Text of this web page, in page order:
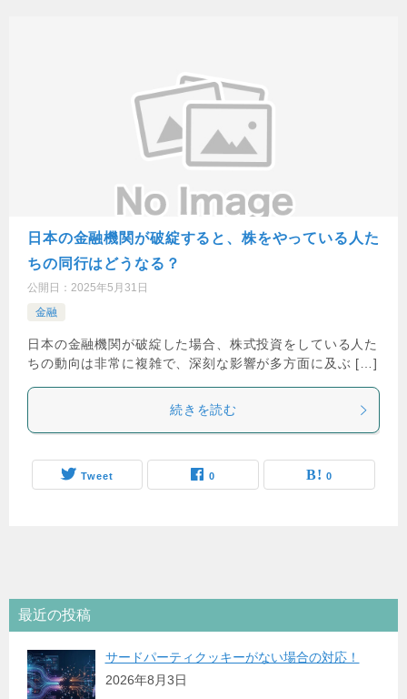
日本の金融機関が破綻すると、株をやっている人た
ちの同行はどうなる？
公開日： 2025年5月31日
金融
日本の金融機関が破綻した場合、株式投資をしている人た
ちの動向は非常に複雑で、深刻な影響が多方面に及ぶ […]
続きを読む
Tweet 0 0
最近の投稿
サードパーティクッキーがない場合の対応！
2026年8月3日